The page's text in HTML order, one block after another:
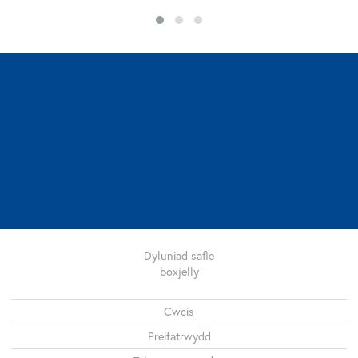
Dyluniad safle
boxjelly
Cwcis
Preifatrwydd